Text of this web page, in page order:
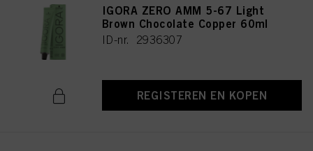
IGORA ZERO AMM 5-67 Light
Brown Chocolate Copper 60ml
ID-nr. 2936307
REGISTEREN EN KOPEN